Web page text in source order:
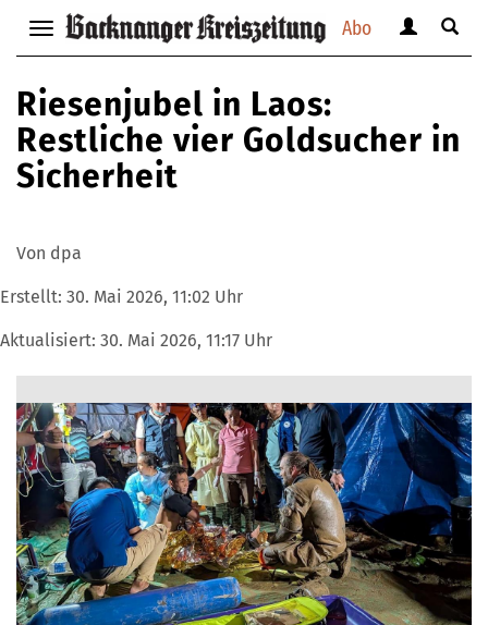
Abo
Navigation
anzeigen
bzw.
verbergen
anzeigen
Suche
Riesenjubel in Laos:
Restliche vier Goldsucher in
Sicherheit
Von dpa
Erstellt: 30. Mai 2026, 11:02 Uhr
Aktualisiert: 30. Mai 2026, 11:17 Uhr